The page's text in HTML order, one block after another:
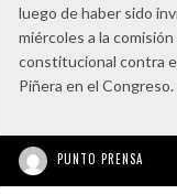
luego de haber sido
miércoles a la
constitucional contra
Piñera en el Congreso.
PUNTO PRENSA